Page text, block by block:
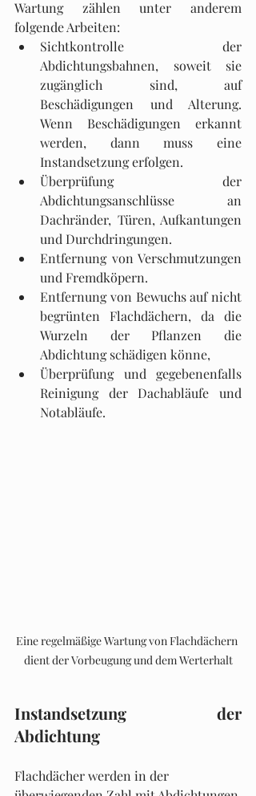
Wartung zählen unter anderem
folgende Arbeiten:
Sichtkontrolle der
Abdichtungsbahnen, soweit sie
zugänglich sind, auf
Beschädigungen und Alterung.
Wenn Beschädigungen erkannt
werden, dann muss eine
Instandsetzung erfolgen.
Überprüfung der
Abdichtungsanschlüsse an
Dachränder, Türen, Aufkantungen
und Durchdringungen.
Entfernung von Verschmutzungen
und Fremdköpern.
Entfernung von Bewuchs auf nicht
begrünten Flachdächern, da die
Wurzeln der Pflanzen die
Abdichtung schädigen könne,
Überprüfung und gegebenenfalls
Reinigung der Dachabläufe und
Notabläufe.
Eine regelmäßige Wartung von Flachdächern
dient der Vorbeugung und dem Werterhalt
Instandsetzung der
Abdichtung
Flachdächer werden in der